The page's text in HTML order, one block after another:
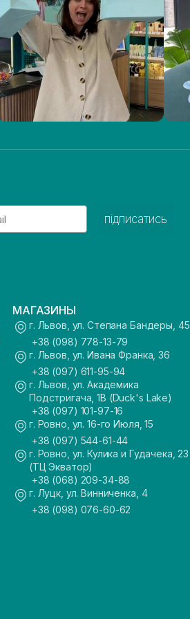
підписатись
МАГАЗИНЫ
г. Львов, ул. Степана Бандеры, 45
+38 (098) 778-13-79
г. Львов, ул. Ивана Франка, 36
+38 (097) 611-95-94
г. Львов, ул. Академика
Подстригача, 1В (Duck's Lake)
+38 (097) 101-97-16
г. Ровно, ул. 16-го Июля, 15
+38 (097) 544-61-44
г. Ровно, ул. Кулика и Гудачека, 23
(ТЦ Экватор)
+38 (068) 209-34-88
г. Луцк, ул. Винниченка, 4
+38 (098) 076-60-62